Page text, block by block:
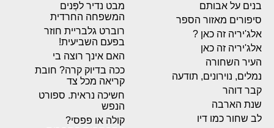
בנים על אבותם
סיפורים מאזור הספר
אלג'יריה זה כאן ?
אלג'יריה זה כאן
העיר השחורה
נמלים, נוירונים, תודעה
קבר דוהר
שנת הארבה
לב שחור כמו דיו
מבט נדיר לפְּנים
המשפחה החרדית
רוברט גלבריית חוזר
בפעם השביעית!
האם אינך רוצה בי
ככה בדיוק קרה? חובת
קריאה מכל צד
חשיכה נראית. ספורט
הנפש
קולה או פפסי?